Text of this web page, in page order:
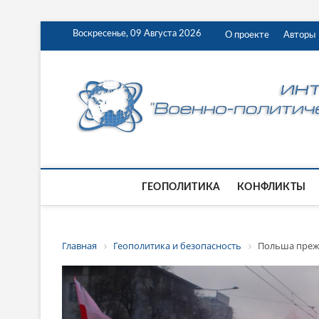
Воскресенье, 09 Августа 2026 О проекте Авторы
ГЕОПОЛИТИКА КОНФЛИКТЫ
Главная Геополитика и безопасность Польша